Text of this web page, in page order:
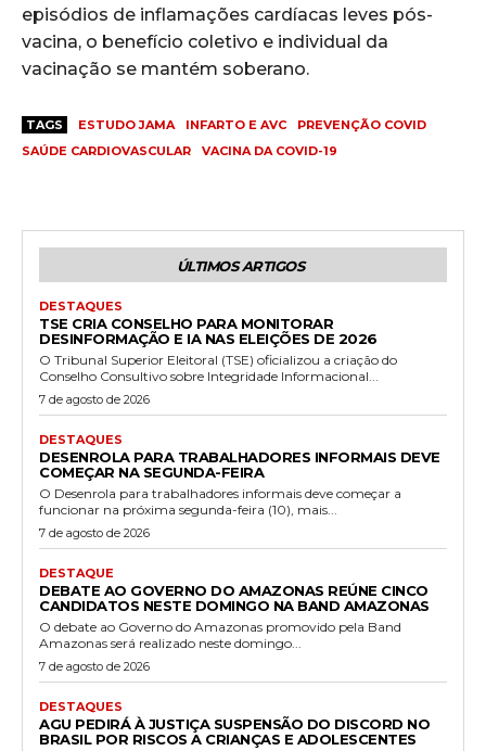
episódios de inflamações cardíacas leves pós-
vacina, o benefício coletivo e individual da
vacinação se mantém soberano.
TAGS ESTUDO JAMA INFARTO E AVC
PREVENÇÃO COVID
SAÚDE CARDIOVASCULAR
VACINA DA COVID-19
ÚLTIMOS ARTIGOS
DESTAQUES
TSE CRIA CONSELHO PARA MONITORAR
DESINFORMAÇÃO E IA NAS ELEIÇÕES DE 2026
O Tribunal Superior Eleitoral (TSE) oficializou a criação do
Conselho Consultivo sobre Integridade Informacional...
7 de agosto de 2026
DESTAQUES
DESENROLA PARA TRABALHADORES INFORMAIS DEVE
COMEÇAR NA SEGUNDA-FEIRA
O Desenrola para trabalhadores informais deve começar a
funcionar na próxima segunda-feira (10), mais...
7 de agosto de 2026
DESTAQUE
DEBATE AO GOVERNO DO AMAZONAS REÚNE CINCO
CANDIDATOS NESTE DOMINGO NA BAND AMAZONAS
O debate ao Governo do Amazonas promovido pela Band
Amazonas será realizado neste domingo...
7 de agosto de 2026
DESTAQUES
AGU PEDIRÁ À JUSTIÇA SUSPENSÃO DO DISCORD NO
BRASIL POR RISCOS A CRIANÇAS E ADOLESCENTES